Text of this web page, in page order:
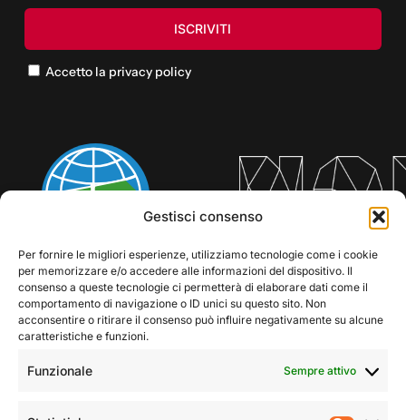
Gestisci consenso
Per fornire le migliori esperienze, utilizziamo tecnologie come i cookie
per memorizzare e/o accedere alle informazioni del dispositivo. Il
consenso a queste tecnologie ci permetterà di elaborare dati come il
comportamento di navigazione o ID unici su questo sito. Non
acconsentire o ritirare il consenso può influire negativamente su alcune
caratteristiche e funzioni.
Funzionale Sempre attivo
Accetto la privacy policy